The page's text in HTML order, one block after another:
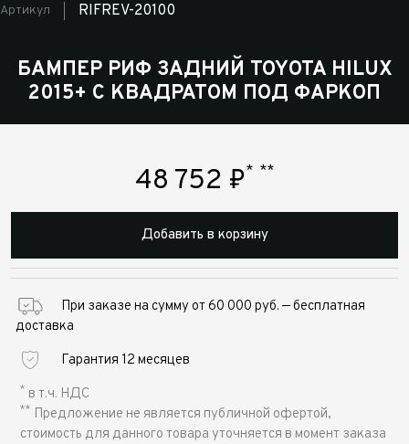
Артикул RIFREV-20100
БАМПЕР РИФ ЗАДНИЙ TOYOTA HILUX
2015+ С КВАДРАТОМ ПОД ФАРКОП
48 752 ₽* **
Добавить в корзину
При заказе на сумму от 60 000 руб. — бесплатная
доставка
Гарантия 12 месяцев
* в т.ч. НДС
** Предложение не является публичной офертой,
стоимость для данного товара уточняется в момент заказа